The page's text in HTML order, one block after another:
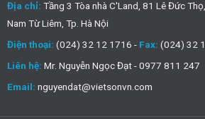
Địa chỉ: Tầng 3 Tòa nhà C'Land, 81 Lê Đức
Nam Từ Liêm, Tp. Hà Nội
Điện thoại: (024) 32 12 1716 - Fax: (024) 32
Liên hệ: Mr. Nguyễn Ngọc Đạt - 0977 811 247
Email: nguyendat@vietsonvn.com